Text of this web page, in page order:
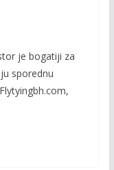
je bogatiji za
sporednu